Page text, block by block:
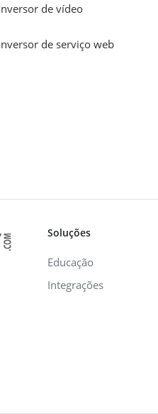
de vídeo
de serviço web
Soluções
Educação
Integrações